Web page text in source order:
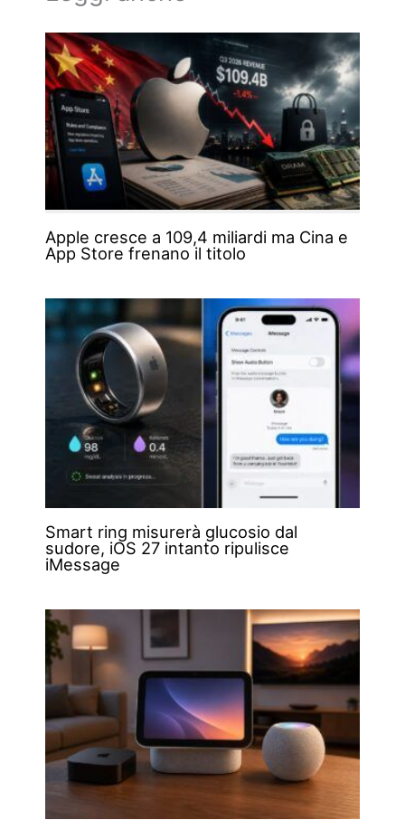
Apple cresce a 109,4 miliardi ma Cina e
App Store frenano il titolo
Smart ring misurerà glucosio dal
sudore, iOS 27 intanto ripulisce
iMessage